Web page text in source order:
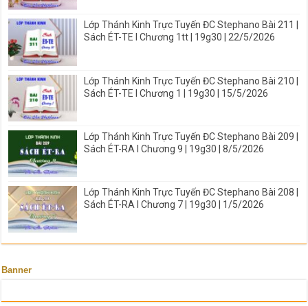
Lớp Thánh Kinh Trực Tuyến ĐC Stephano Bài 211 |
Sách ÉT-TE I Chương 1tt | 19g30 | 22/5/2026
Lớp Thánh Kinh Trực Tuyến ĐC Stephano Bài 210 |
Sách ÉT-TE I Chương 1 | 19g30 | 15/5/2026
Lớp Thánh Kinh Trực Tuyến ĐC Stephano Bài 209 |
Sách ÉT-RA I Chương 9 | 19g30 | 8/5/2026
Lớp Thánh Kinh Trực Tuyến ĐC Stephano Bài 208 |
Sách ÉT-RA I Chương 7 | 19g30 | 1/5/2026
Banner